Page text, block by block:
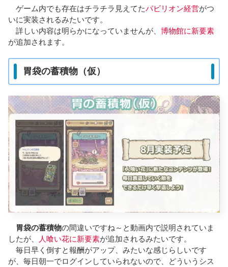
ゲーム内でも存在はチラチラ見えてたパビリオン経営がつ
いに実装されるみたいです。
詳しい内容は明らかになっていませんが、 博物館に新要素
が追加されます。
胃袋の蓄積物（仮）
胃袋の蓄積物の間違いですね～と動画内で説明されていま
したが、
人喰い花に新要素が追加されるみたいです。
毎日早く倒すと報酬がアップ、みたいな感じらしいです
が、毎日朝一でログインしていられないので、どういうシス